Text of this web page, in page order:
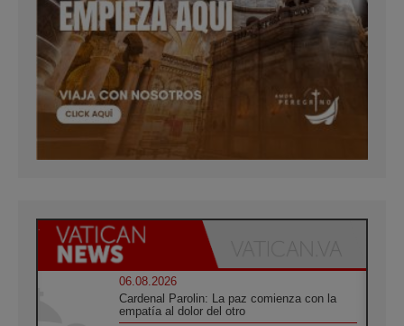
06.08.2026
Cardenal Parolin: La paz comienza con la
empatía al dolor del otro